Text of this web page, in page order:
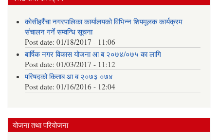
कोसीहरैँचा नगरपालिका कार्यालयको विभिन्न शिपमूलक कार्यक्रम
संचालन गर्ने सम्वन्धि सूचना
Post date:01/18/2017 - 11:06
बार्षिक नगर विकास योजना आ‍ ब २०७४/०७५ का लागि
Post date:01/03/2017 - 11:12
परिषदको किताब आ ब २०७३ ०७४
Post date:01/16/2016 - 12:04
योजना तथा परियोजना